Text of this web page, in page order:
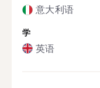
意大利语
学
英语